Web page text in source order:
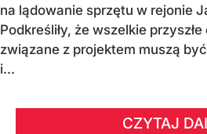
na lądowanie sprzętu w rejonie
Podkreśliły, że wszelkie
związane z projektem muszą
i...
CZYTAJ